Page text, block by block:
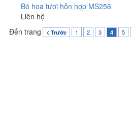
Bó hoa tươi hỗn hợp MS256
Liên hệ
Đến trang
< Trước 1 2 3 4 5